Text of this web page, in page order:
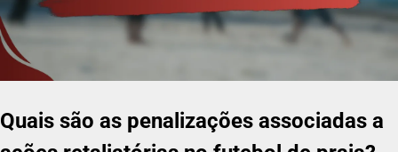
Quais são as penalizações associadas a